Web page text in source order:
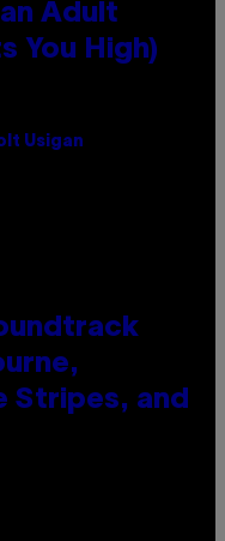
Adult
You High)
Usigan
Stripes, and